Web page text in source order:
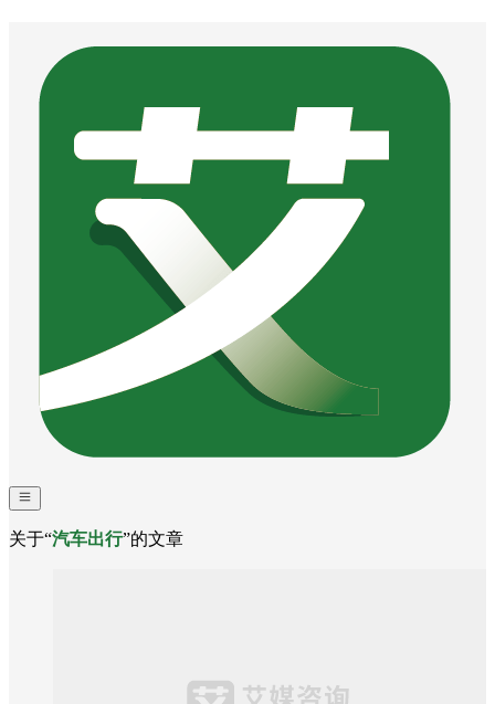
关于“汽车出行”的文章